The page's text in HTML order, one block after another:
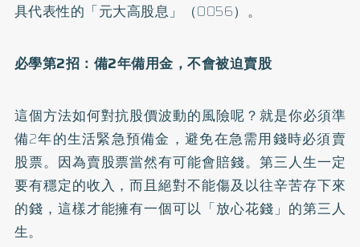
具代表性的「元大高股息」（0056）。
必學第2招：備2年備用金，不會被迫賣股
這個方法如何對抗股價波動的風險呢？就是你必須準
備2年的生活緊急預備金，避免在急需用錢時必須賣
股票。因為賣股票當然有可能會賠錢。第三人生一定
要有穩定的收入，而且絕對不能傷及以往辛苦存下來
的錢，這樣才能擁有一個可以「放心花錢」的第三人
生。